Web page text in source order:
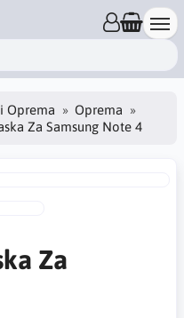
Oprema
Oprema
Za Samsung Note 4
Za